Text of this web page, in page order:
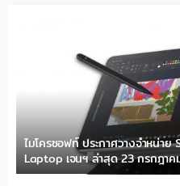
ไมโครซอฟท์ ประกาศวางจำหน่า
Laptop เจนฯ ล่าสุด 23 กรกฎาค